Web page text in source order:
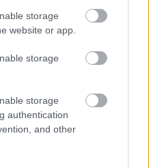
storage
website or app.
storage
storage
authentication
and other
as célok felé
üzleti